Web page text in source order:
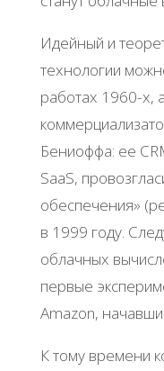
Идейный и
технологии
работах 1960-х,
Бениоффа: ее
SaaS,
обеспечения»
в 1999 году.
облачных
первые
Amazon,
К тому времени